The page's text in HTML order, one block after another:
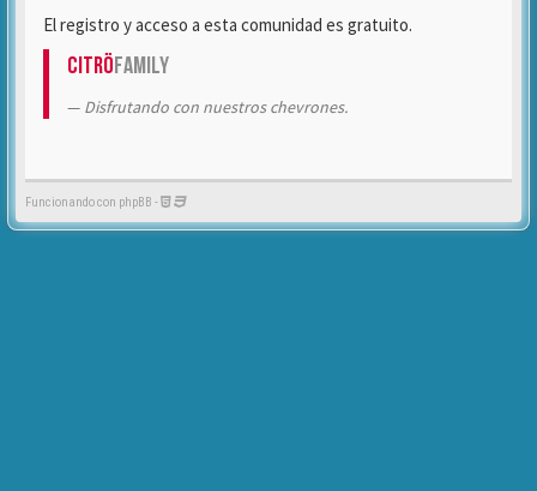
El registro y acceso a esta comunidad es gratuito.
CitröFamily
Disfrutando con nuestros chevrones.
Funcionando con phpBB -